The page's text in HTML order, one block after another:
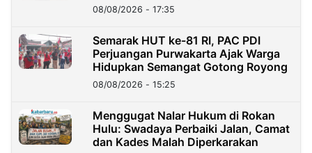
08/08/2026 - 17:35
Semarak HUT ke-81 RI, PAC PDI
Perjuangan Purwakarta Ajak Warga
Hidupkan Semangat Gotong Royong
08/08/2026 - 15:25
Menggugat Nalar Hukum di Rokan
Hulu: Swadaya Perbaiki Jalan, Camat
dan Kades Malah Diperkarakan